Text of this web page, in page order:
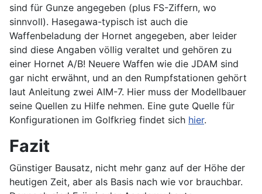
sind für Gunze angegeben (plus FS-Ziffern, wo
sinnvoll). Hasegawa-typisch ist auch die
Waffenbeladung der Hornet angegeben, aber leider
sind diese Angaben völlig veraltet und gehören zu
einer Hornet A/B! Neuere Waffen wie die JDAM sind
gar nicht erwähnt, und an den Rumpfstationen gehört
laut Anleitung zwei AIM-7. Hier muss der Modellbauer
seine Quellen zu Hilfe nehmen. Eine gute Quelle für
Konfigurationen im Golfkrieg findet sich hier.
Fazit
Günstiger Bausatz, nicht mehr ganz auf der Höhe der
heutigen Zeit, aber als Basis nach wie vor brauchbar.